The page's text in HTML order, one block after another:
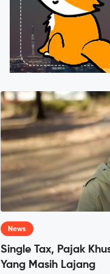
News
Single Tax, Pajak
Yang Masih Lajang